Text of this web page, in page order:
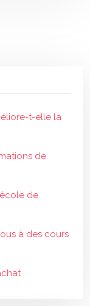
t-elle la
de
de
à des cours